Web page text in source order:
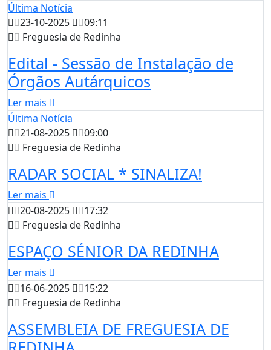
Última Notícia
23-10-2025
09:11
Freguesia de Redinha
Edital - Sessão de Instalação de
Órgãos Autárquicos
Ler mais
Última Notícia
21-08-2025
09:00
Freguesia de Redinha
RADAR SOCIAL * SINALIZA!
Ler mais
20-08-2025
17:32
Freguesia de Redinha
ESPAÇO SÉNIOR DA REDINHA
Ler mais
16-06-2025
15:22
Freguesia de Redinha
ASSEMBLEIA DE FREGUESIA DE